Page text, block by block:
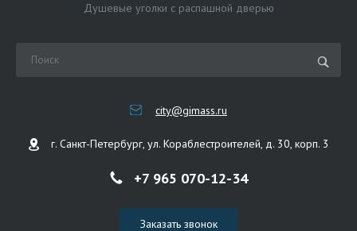
Душевые уголки с распашной дверью
city@gimass.ru
г. Санкт-Петербург, ул. Кораблестроителей, д. 30, корп. 3
+7 965 070-12-34
Заказать звонок